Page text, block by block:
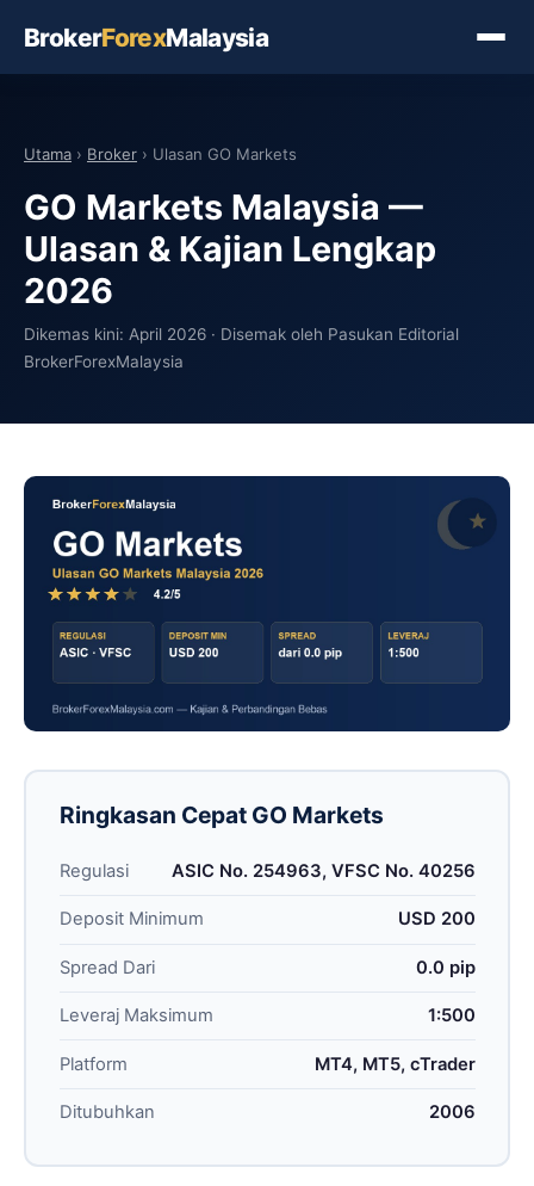
BrokerForexMalaysia
Utama › Broker › Ulasan GO Markets
GO Markets Malaysia —
Ulasan & Kajian Lengkap
2026
Dikemas kini: April 2026 · Disemak oleh Pasukan Editorial
BrokerForexMalaysia
Ringkasan Cepat GO Markets
Regulasi ASIC No. 254963, VFSC No. 40256
Deposit Minimum USD 200
Spread Dari 0.0 pip
Leveraj Maksimum 1:500
Platform MT4, MT5, cTrader
Ditubuhkan 2006